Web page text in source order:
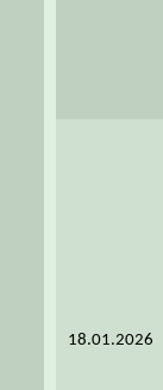
18.01.2026